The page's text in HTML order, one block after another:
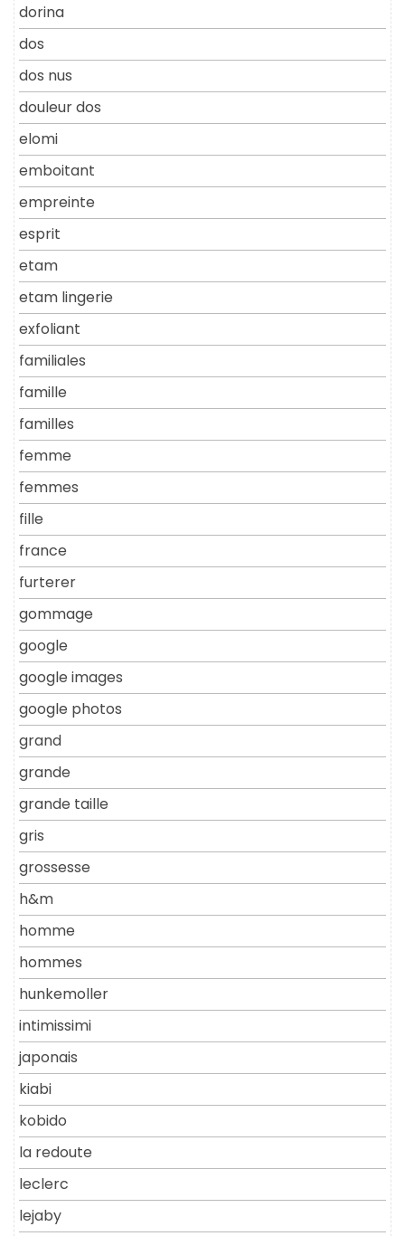
dorina
dos
dos nus
douleur dos
elomi
emboitant
empreinte
esprit
etam
etam lingerie
exfoliant
familiales
famille
familles
femme
femmes
fille
france
furterer
gommage
google
google images
google photos
grand
grande
grande taille
gris
grossesse
h&m
homme
hommes
hunkemoller
intimissimi
japonais
kiabi
kobido
la redoute
leclerc
lejaby